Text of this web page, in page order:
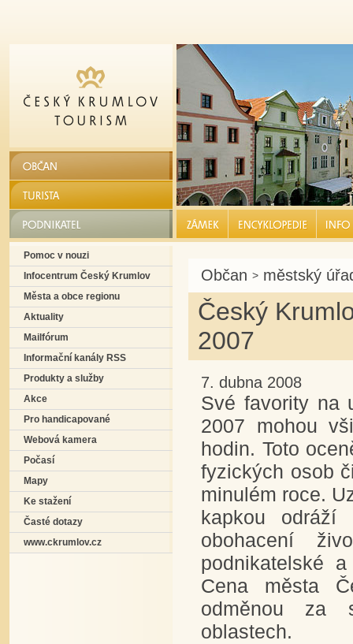
Občan > městský
Český
2007
7. dubna 2008
Své favority na
2007 mohou
hodin. Toto
fyzických osob
minulém roce.
kapkou
obohacení
podnikatelské
Cena města
odměnou za
oblastech.
Pomoc v nouzi
Infocentrum Český Krumlov
Města a obce regionu
Aktuality
Mailfórum
Informační kanály RSS
Produkty a služby
Akce
Pro handicapované
Webová kamera
Počasí
Mapy
Ke stažení
Časté dotazy
www.ckrumlov.cz
OBČAN
TURISTA
PODNIKATEL ZÁMEK | ENCYKLOPEDIE | INFO